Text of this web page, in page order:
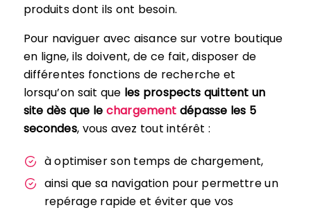
produits dont ils ont besoin.
Pour naviguer avec aisance sur votre boutique
en ligne, ils doivent, de ce fait, disposer de
différentes fonctions de recherche et
lorsqu’on sait que les prospects quittent un
site dès que le chargement dépasse les 5
secondes, vous avez tout intérêt :
à optimiser son temps de chargement,
ainsi que sa navigation pour permettre un
repérage rapide et éviter que vos